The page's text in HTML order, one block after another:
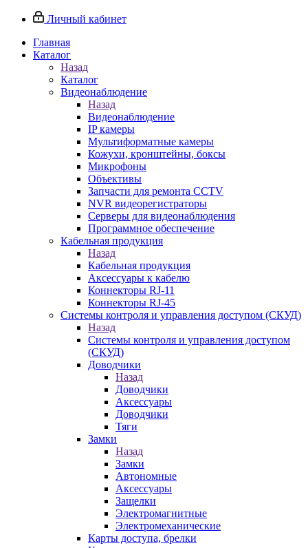
Личный кабинет
Главная
Каталог
Назад
Каталог
Видеонаблюдение
Назад
Видеонаблюдение
IP камеры
Мультиформатные камеры
Кожухи, кронштейны, боксы
Микрофоны
Объективы
Запчасти для ремонта CCTV
NVR видеорегистраторы
Серверы для видеонаблюдения
Программное обеспечение
Кабельная продукция
Назад
Кабельная продукция
Аксессуары к кабелю
Коннекторы RJ-11
Коннекторы RJ-45
Системы контроля и управления доступом (СКУД)
Назад
Системы контроля и управления доступом
(СКУД)
Доводчики
Назад
Доводчики
Аксессуары
Доводчики
Тяги
Замки
Назад
Замки
Автономные
Аксессуары
Защелки
Электромагнитные
Электромеханические
Карты доступа, брелки